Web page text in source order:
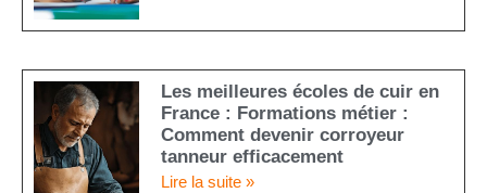
Les meilleures écoles de cuir en
France : Formations métier :
Comment devenir corroyeur
tanneur efficacement
Lire la suite »